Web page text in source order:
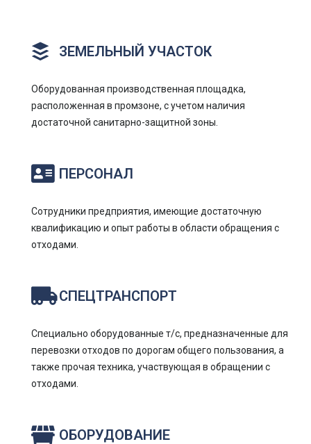
ЗЕМЕЛЬНЫЙ УЧАСТОК
Оборудованная производственная площадка,
расположенная в промзоне, с учетом наличия
достаточной санитарно-защитной зоны.
ПЕРСОНАЛ
Сотрудники предприятия, имеющие достаточную
квалификацию и опыт работы в области обращения с
отходами.
СПЕЦТРАНСПОРТ
Специально оборудованные т/с, предназначенные для
перевозки отходов по дорогам общего пользования, а
также прочая техника, участвующая в обращении с
отходами.
ОБОРУДОВАНИЕ